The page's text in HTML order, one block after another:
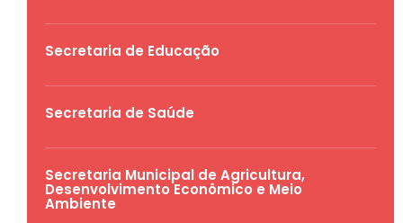
Secretaria de Educação
Secretaria de Saúde
Secretaria Municipal de Agricultura,
Desenvolvimento Econômico e Meio
Ambiente